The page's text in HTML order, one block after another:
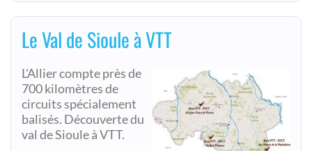
Le Val de Sioule à VTT
L'Allier compte près de
700 kilomètres de
circuits spécialement
balisés. Découverte du
val de Sioule à VTT.